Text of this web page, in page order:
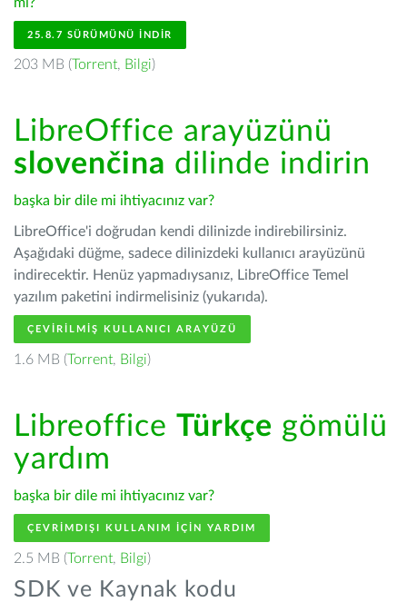
25.8.7 SÜRÜMÜNÜ İNDIR
203 MB (Torrent, Bilgi)
LibreOffice arayüzünü
slovenčina dilinde indirin
başka bir dile mi ihtiyacınız var?
LibreOffice'i doğrudan kendi dilinizde indirebilirsiniz.
Aşağıdaki düğme, sadece dilinizdeki kullanıcı arayüzünü
indirecektir. Henüz yapmadıysanız, LibreOffice Temel
yazılım paketini indirmelisiniz (yukarıda).
ÇEVIRILMIŞ KULLANICI ARAYÜZÜ
1.6 MB (Torrent, Bilgi)
Libreoffice Türkçe gömülü
yardım
başka bir dile mi ihtiyacınız var?
ÇEVRIMDIŞI KULLANIM IÇIN YARDIM
2.5 MB (Torrent, Bilgi)
SDK ve Kaynak kodu